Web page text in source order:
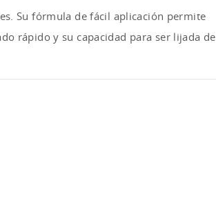
Su fórmula de fácil aplicación permite
rápido y su capacidad para ser lijada de